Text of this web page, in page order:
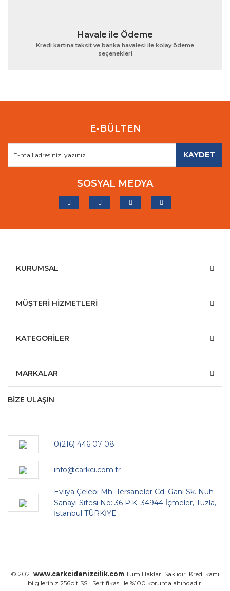
Havale ile Ödeme
Kredi kartına taksit ve banka havalesi ile kolay ödeme
seçenekleri
E-BÜLTEN
KAYDET
SOSYAL MEDYA
KURUMSAL
MÜŞTERİ HİZMETLERİ
KATEGORİLER
MARKALAR
BİZE ULAŞIN
0(216) 446 07 08
info@carkci.com.tr
Evliya Çelebi Mh. Tersaneler Cd. Gani Sk. Nuh
Sanayi Sitesi No: 36 P.K. 34944 İçmeler, Tuzla,
İstanbul TÜRKİYE
© 2021 www.carkcidenizcilik.com Tüm Hakları Saklıdır. Kredi kartı
bilgileriniz 256bit SSL Sertifikası ile %100 koruma altındadır.